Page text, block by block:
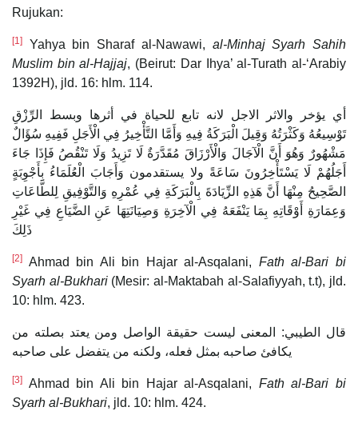
Rujukan:
[1] Yahya bin Sharaf al-Nawawi, al-Minhaj Syarh Sahih
Muslim bin al-Hajjaj, (Beirut: Dar Ihya’ al-Turath al-‘Arabiy
1392H), jld. 16: hlm. 114.
أي يؤخر والاثر الاجل لانه تابع للحياة في أثرها وبسط الرِّزْقِ
تَوْسِيعُهُ وَكَثْرَتُهُ وَقِيلَ الْبَرَكَةُ فِيهِ وَأَمَّا التَّأْخِيرُ فِي الْأَجَلِ فَفِيهِ سُؤَالٌ
مَشْهُورٌ وَهُوَ أَنَّ الْآجَالَ وَالْأَرْزَاقَ مُقَدَّرَةٌ لَا تَزِيدُ وَلَا تَنْقُصُ فَإِذَا جَاءَ
أَجَلُهُمْ لَا يَسْتَأْخِرُونَ سَاعَةً ولا يستقدمون وَأَجَابَ الْعُلَمَاءُ بِأَجْوِبَةٍ
الصَّحِيحُ مِنْهَا أَنَّ هَذِهِ الزِّيَادَةَ بِالْبَرَكَةِ فِي عُمْرِهِ وَالتَّوْفِيقِ لِلطَّاعَاتِ
وَعِمَارَةِ أَوْقَاتِهِ بِمَا يَنْفَعَهُ فِي الْآخِرَةِ وَصِيَانَتِهَا عَنِ الضَّيَاعِ فِي غَيْرِ
ذَلِكَ
[2] Ahmad bin Ali bin Hajar al-Asqalani, Fath al-Bari bi
Syarh al-Bukhari(Mesir: al-Maktabah al-Salafiyyah, t.t), jld.
10: hlm. 423.
قال ‌الطيبي: المعنى ليست حقيقة الواصل ومن يعتد بصلته من
يكافئ صاحبه بمثل فعله، ولكنه من يتفضل على صاحبه
[3] Ahmad bin Ali bin Hajar al-Asqalani, Fath al-Bari bi
Syarh al-Bukhari, jld. 10: hlm. 424.